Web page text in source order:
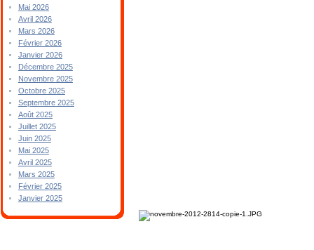
Mai 2026
Avril 2026
Mars 2026
Février 2026
Janvier 2026
Décembre 2025
Novembre 2025
Octobre 2025
Septembre 2025
Août 2025
Juillet 2025
Juin 2025
Mai 2025
Avril 2025
Mars 2025
Février 2025
Janvier 2025